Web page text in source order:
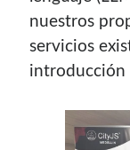
¿Buscas las
GNU/Linux
Humor Geek
Descargas
nuestros
servicios
introducción